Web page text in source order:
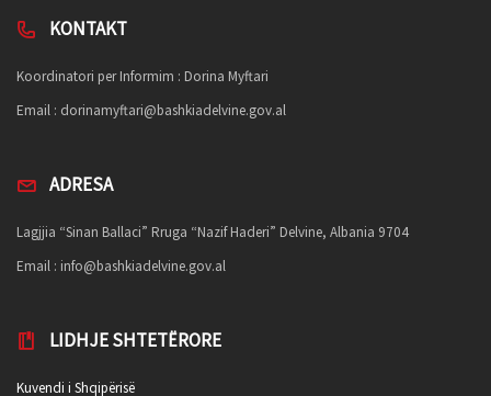
KONTAKT
Koordinatori per Informim : Dorina Myftari
Email : dorinamyftari@bashkiadelvine.gov.al
ADRESA
Lagjjia “Sinan Ballaci” Rruga “Nazif Haderi” Delvine, Albania 9704
Email : info@bashkiadelvine.gov.al
LIDHJE SHTETËRORE
Kuvendi i Shqipërisë